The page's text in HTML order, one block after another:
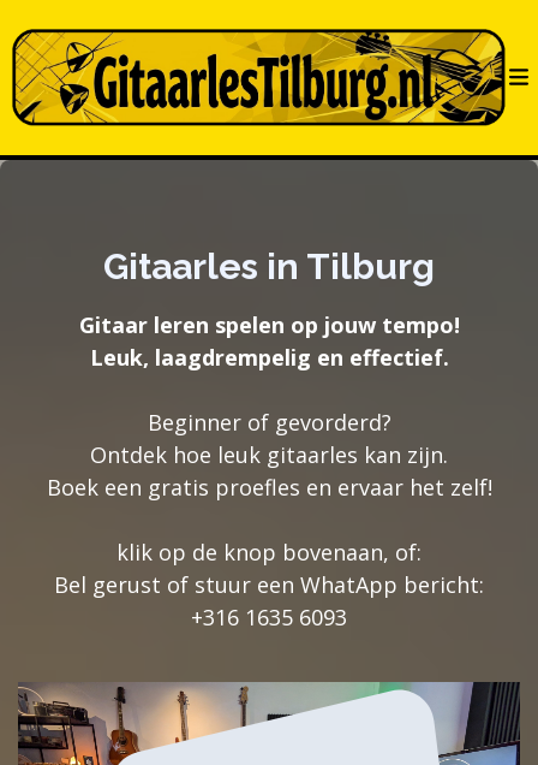
Gitaarles in Tilburg
Gitaar leren spelen op jouw tempo!
Leuk, laagdrempelig en effectief.
Beginner of gevorderd?
Ontdek hoe leuk gitaarles kan zijn.
Boek een gratis proefles en ervaar het zelf!
klik op de knop bovenaan, of:
Bel gerust of stuur een WhatApp bericht:
+316 1635 6093
Boek een gratis proefles!